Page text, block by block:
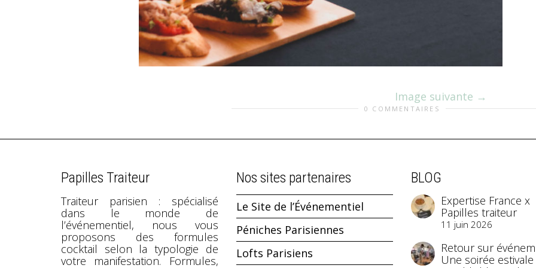
Image suivante
0 COMMENTAIRES
Papilles Traiteur
Traiteur parisien : spécialisé
dans le monde de
l’événementiel, nous vous
proposons des formules
cocktail selon la typologie de
votre manifestation. Formules,
Nos sites partenaires
Le Site de l’Événementiel
Péniches Parisiennes
Lofts Parisiens
BLOG
Expertise France x
Papilles traiteur
11 juin 2026
Retour sur
Une soirée estivale